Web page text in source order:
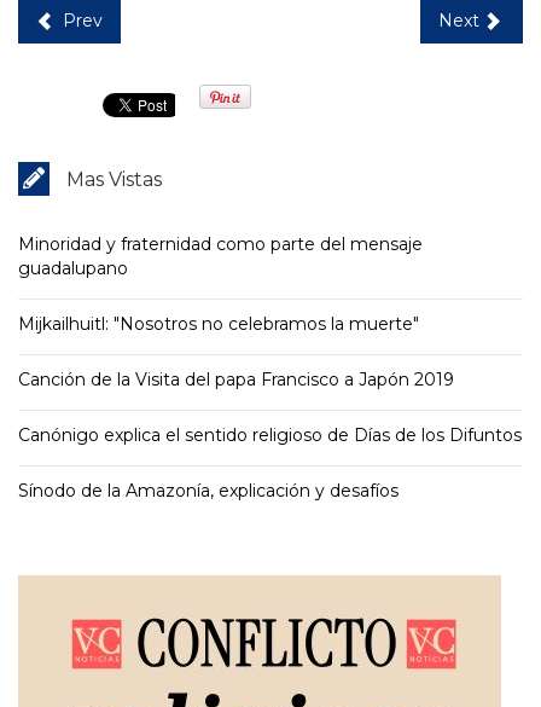
Prev Next
Mas Vistas
Minoridad y fraternidad como parte del mensaje
guadalupano
Mijkailhuitl: "Nosotros no celebramos la muerte"
Canción de la Visita del papa Francisco a Japón 2019
Canónigo explica el sentido religioso de Días de los Difuntos
Sínodo de la Amazonía, explicación y desafíos